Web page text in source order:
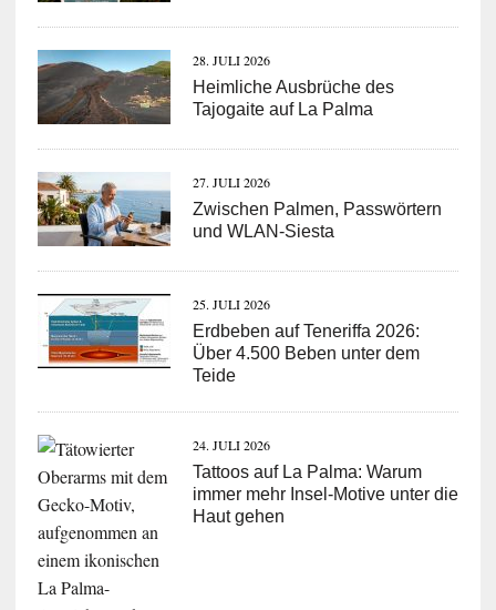
28. JULI 2026
Heimliche Ausbrüche des
Tajogaite auf La Palma
27. JULI 2026
Zwischen Palmen, Passwörtern
und WLAN-Siesta
25. JULI 2026
Erdbeben auf Teneriffa 2026:
Über 4.500 Beben unter dem
Teide
24. JULI 2026
Tattoos auf La Palma: Warum
immer mehr Insel-Motive unter die
Haut gehen